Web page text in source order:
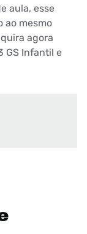
aula, esse
ao mesmo
agora
GS Infantil e